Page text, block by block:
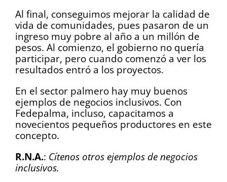
Al final, conseguimos mejorar la calidad de
vida de comunidades, pues pasaron de un
ingreso muy pobre al año a un millón de
pesos. Al comienzo, el gobierno no quería
participar, pero cuando comenzó a ver los
resultados entró a los proyectos.
En el sector palmero hay muy buenos
ejemplos de negocios inclusivos. Con
Fedepalma, incluso, capacitamos a
novecientos pequeños productores en este
concepto.
R.N.A.: Cítenos otros ejemplos de negocios
inclusivos.